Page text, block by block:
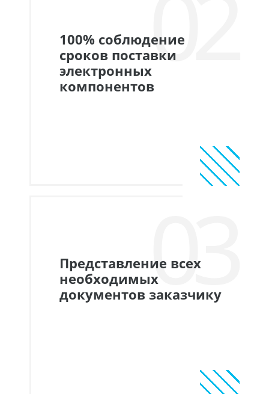
100% соблюдение
сроков поставки
электронных
компонентов
03
Представление всех
необходимых
документов заказчику